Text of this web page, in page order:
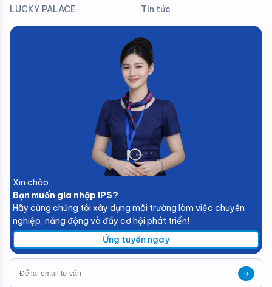
LUCKY PALACE
Tin tức
Xin chào ,
Bạn muốn gia nhập IPS?
Hãy cùng chúng tôi xây dựng môi trường làm việc chuyên
nghiệp, năng động và đầy cơ hội phát triển!
Ứng tuyển ngay